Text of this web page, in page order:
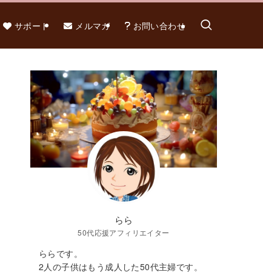
サポート メルマガ お問い合わせ
らら
50代応援アフィリエイター
ららです。
2人の子供はもう成人した50代主婦です。